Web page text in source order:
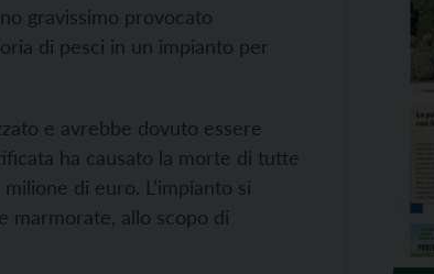
gravissimo provocato
di pesci in un impianto per
e avrebbe dovuto essere
ha causato la morte di tutte
di euro. L’impianto si
marmorate, allo scopo di